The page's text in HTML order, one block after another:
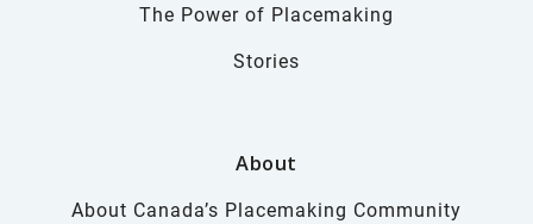
The Power of Placemaking
Stories
About
About Canada’s Placemaking Community